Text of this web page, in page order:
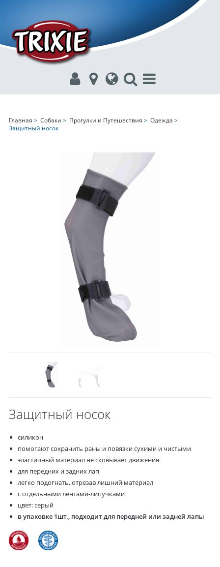
Главная > Собаки > Прогулки и Путешествия > Одежда >
Защитный носок
Защитный носок
силикон
помогают сохранить раны и повязки сухими и чистыми
эластичный материал не сковывает движения
для передних и задних лап
легко подогнать, отрезав лишний материал
с отдельными лентами-липучками
цвет: серый
в упаковке 1шт., подходит для передней или задней лапы